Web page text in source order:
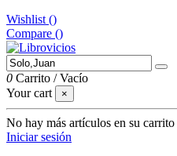
Wishlist ()
Compare ()
0 Carrito /Vacío
Your cart
×
No hay más artículos en su carrito
Iniciar sesión